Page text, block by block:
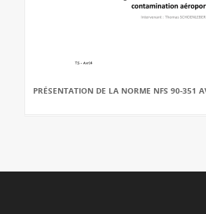
PRÉSENTATION DE LA NORME NFS 90-351